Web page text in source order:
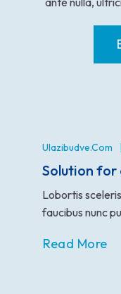
Ulazibudve.com
Solution
Lobortis
faucibus nunc
Read More